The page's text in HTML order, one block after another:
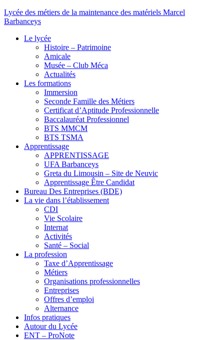
Lycée des métiers de la maintenance des matériels Marcel
Barbanceys
Le lycée
Histoire – Patrimoine
Amicale
Musée – Club Méca
Actualités
Les formations
Immersion
Seconde Famille des Métiers
Certificat d’Aptitude Professionnelle
Baccalauréat Professionnel
BTS MMCM
BTS TSMA
Apprentissage
APPRENTISSAGE
UFA Barbanceys
Greta du Limousin – Site de Neuvic
Apprentissage Être Candidat
Bureau Des Entreprises (BDE)
La vie dans l’établissement
CDI
Vie Scolaire
Internat
Activités
Santé – Social
La profession
Taxe d’Apprentissage
Métiers
Organisations professionnelles
Entreprises
Offres d’emploi
Alternance
Infos pratiques
Autour du Lycée
ENT – ProNote